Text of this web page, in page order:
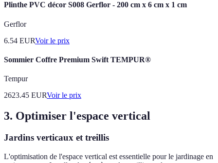
Plinthe PVC décor S008 Gerflor - 200 cm x 6 cm x 1 cm
Gerflor
6.54 EURVoir le prix
Sommier Coffre Premium Swift TEMPUR®
Tempur
2623.45 EURVoir le prix
3. Optimiser l'espace vertical
Jardins verticaux et treillis
L'optimisation de l'espace vertical est essentielle pour le jardinage en